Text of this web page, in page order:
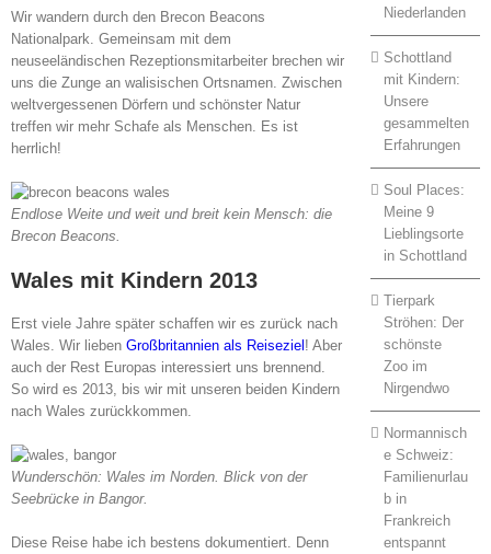
Wir wandern durch den Brecon Beacons
Nationalpark. Gemeinsam mit dem
neuseeländischen Rezeptionsmitarbeiter brechen wir
uns die Zunge an walisischen Ortsnamen. Zwischen
weltvergessenen Dörfern und schönster Natur
treffen wir mehr Schafe als Menschen. Es ist
herrlich!
Endlose Weite und weit und breit kein Mensch: die
Brecon Beacons.
Wales mit Kindern 2013
Erst viele Jahre später schaffen wir es zurück nach
Wales. Wir lieben Großbritannien als Reiseziel ! Aber
auch der Rest Europas interessiert uns brennend.
So wird es 2013, bis wir mit unseren beiden Kindern
nach Wales zurückkommen.
Wunderschön: Wales im Norden. Blick von der
Seebrücke in Bangor.
Diese Reise habe ich bestens dokumentiert. Denn
Niederlanden
Schottland
mit Kindern:
Unsere
gesammelten
Erfahrungen
Soul Places:
Meine 9
Lieblingsorte
in Schottland
Tierpark
Ströhen: Der
schönste
Zoo im
Nirgendwo
Normannisch
e Schweiz:
Familienurlau
b in
Frankreich
entspannt